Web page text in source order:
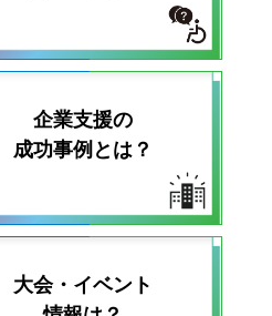
企業支援の
成功事例とは？
大会・イベント